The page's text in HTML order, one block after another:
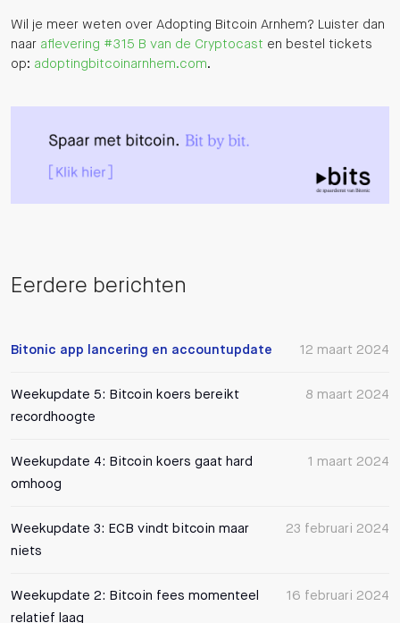
Wil je meer weten over Adopting Bitcoin Arnhem? Luister dan
naar aflevering #315 B van de Cryptocast en bestel tickets
op: adoptingbitcoinarnhem.com.
Eerdere berichten
12 maart 2024
Bitonic app lancering en accountupdate
8 maart 2024
Weekupdate 5: Bitcoin koers bereikt
recordhoogte
1 maart 2024
Weekupdate 4: Bitcoin koers gaat hard
omhoog
23 februari 2024
Weekupdate 3: ECB vindt bitcoin maar
niets
16 februari 2024
Weekupdate 2: Bitcoin fees momenteel
relatief laag